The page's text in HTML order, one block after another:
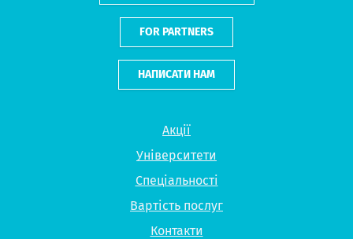
Акції
Університети
Спеціальності
Вартість послуг
Контакти
FOR PARTNERS
НАПИСАТИ НАМ